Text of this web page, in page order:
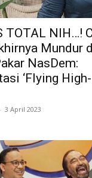
TOTAL NIH…!
Mundur
NasDem:
‘Flying
- 3 April 2023